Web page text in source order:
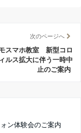
次のページへ
スマホ教室 新型コロ
ルス拡大に伴う一時中
止のご案内
ン体験会のご案内